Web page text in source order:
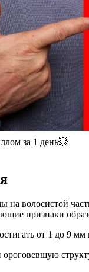
за 1 день💥
на волосистой
признаки
от 1 до 9 мм